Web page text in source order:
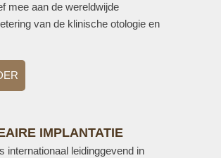
mee aan de wereldwijde
van de klinische otologie en
IMPLANTATIE
internationaal leidinggevend in